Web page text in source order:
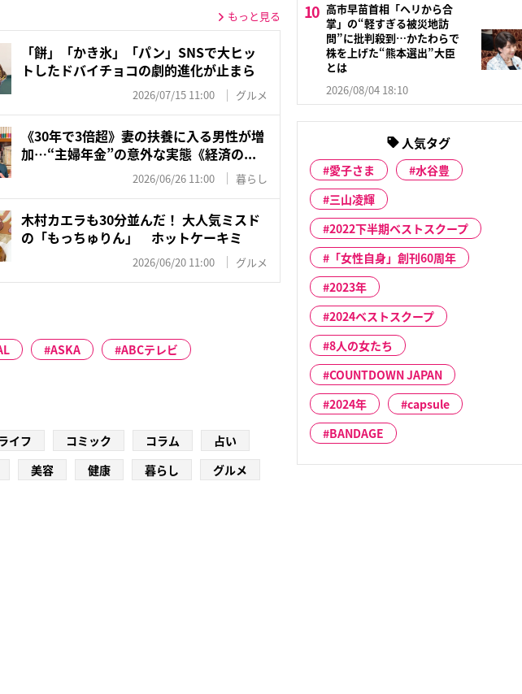
もっと見る
「餅」「かき氷」「パン」SNSで大ヒッ
トしたドバイチョコの劇的進化が止まら
2026/07/15 11:00 グルメ
《30年で3倍超》妻の扶養に入る男性が増
加…“主婦年金”の意外な実態《経済の...
2026/06/26 11:00 暮らし
木村カエラも30分並んだ！ 大人気ミスド
の「もっちゅりん」 ホットケーキミ
2026/06/20 11:00 グルメ
ASKA
ABCテレビ
イフ コミック コラム
占い
美容 健康 暮らし グルメ
高市早苗首相「ヘリから合
掌」の“軽すぎる被災地訪
問”に批判殺到…かたわらで
株を上げた“熊本選出”大臣
とは
2026/08/04 18:10
人気タグ
愛子さま
水谷豊
三山凌輝
2022下半期ベストスクープ
「女性自身」創刊60周年
2023年
2024ベストスクープ
8人の女たち
COUNTDOWN JAPAN
2024年
capsule
BANDAGE